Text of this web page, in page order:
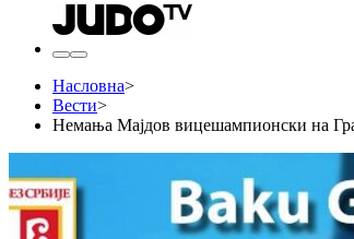
Насловна>
Вести>
Немања Мајдов вицешампионски на